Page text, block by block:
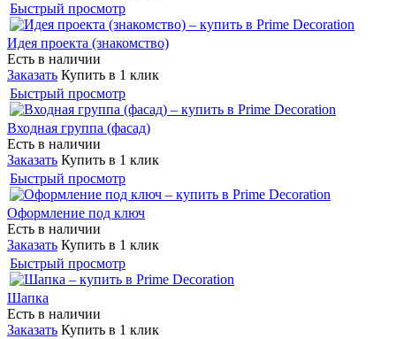
Быстрый просмотр
Идея проекта (знакомство)
Есть в наличии
Заказать Купить в 1 клик
Быстрый просмотр
Входная группа (фасад)
Есть в наличии
Заказать Купить в 1 клик
Быстрый просмотр
Оформление под ключ
Есть в наличии
Заказать Купить в 1 клик
Быстрый просмотр
Шапка
Есть в наличии
Заказать Купить в 1 клик